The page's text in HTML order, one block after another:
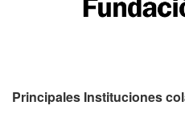
Principales Instituciones